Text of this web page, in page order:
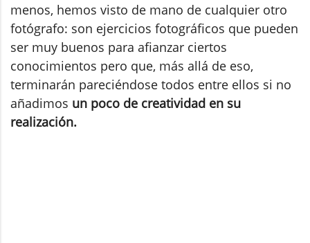
menos, hemos visto de mano de cualquier otro
fotógrafo: son ejercicios fotográficos que pueden
ser muy buenos para afianzar ciertos
conocimientos pero que, más allá de eso,
terminarán pareciéndose todos entre ellos si no
añadimos un poco de creatividad en su
realización.